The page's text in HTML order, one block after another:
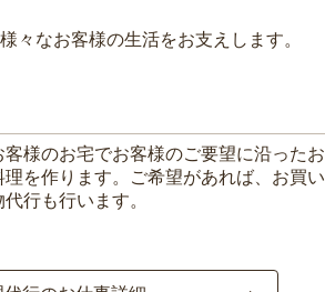
々なお客様の生活をお支えします。
客様のお宅でお客様のご要望に沿ったお
理を作ります。ご希望があれば、お買い
代行も行います。